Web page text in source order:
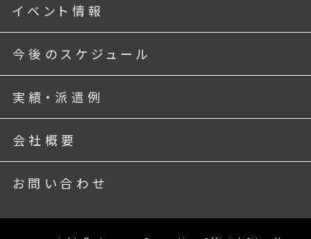
イベント情報
今後のスケジュール
実績・派遣例
会社概要
お問い合わせ